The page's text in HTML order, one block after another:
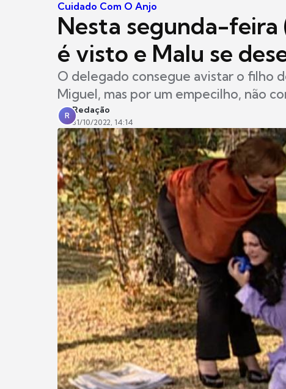
Cuidado Com O Anjo
Nesta segunda-feira
é visto e Malu se
O delegado consegue avistar o filho
Miguel, mas por um empecilho, não
R
Redação
31/10/2022, 14:14